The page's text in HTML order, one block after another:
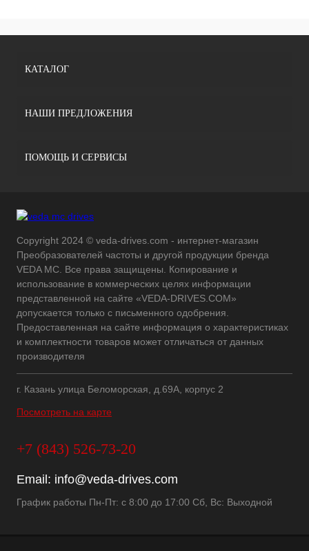
КАТАЛОГ
НАШИ ПРЕДЛОЖЕНИЯ
ПОМОЩЬ И СЕРВИСЫ
Copyright 2024 © veda-drives.com - интернет-магазин
Преобразователей частоты и другой продукции бренда
VEDA MC. Все права защищены. Копирование и
использование в коммерческих целях информации
представленной на сайте «VEDA-DRIVES.COM»
допускается только с письменного одобрения.
Предоставленная на сайте информация о характеристиках
и комплектности товаров может отличаться от данных
производителя
г. Казань улица Беломорская, д.69А, корпус 2
Посмотреть на карте
+7 (843) 526-73-20
Email: info@veda-drives.com
График работы Пн-Пт: с 8:00 до 17:00 Сб, Вс: Выходной